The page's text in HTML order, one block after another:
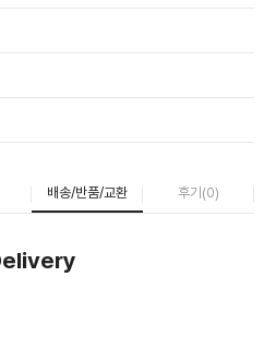
배송/반품/교환 후기(0)